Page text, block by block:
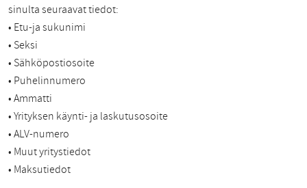
sinulta seuraavat tiedot:
• Etu-ja sukunimi
• Seksi
• Sähköpostiosoite
• Puhelinnumero
• Ammatti
• Yrityksen käynti- ja laskutusosoite
• ALV-numero
• Muut yritystiedot
• Maksutiedot